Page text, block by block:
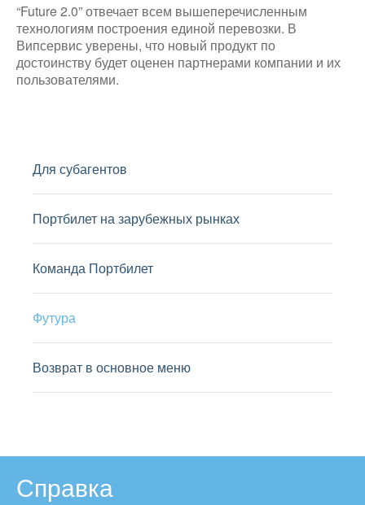
“Future 2.0” отвечает всем вышеперечисленным
технологиям построения единой перевозки. В
Випсервис уверены, что новый продукт по
достоинству будет оценен партнерами компании и их
пользователями.
Для субагентов
Портбилет на зарубежных рынках
Команда Портбилет
Футура
Возврат в основное меню
Справка